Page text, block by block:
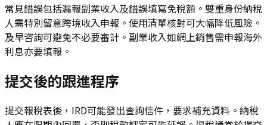
常見錯誤包括漏報副業收入及錯誤填寫免稅額。雙重身份納稅
人需特別留意跨境收入申報。使用清單核對可大幅降低風險。
及早咨詢可避免不必要審計。副業收入如網上銷售需申報海外
利息亦要填報。
提交後的跟進程序
提交報稅表後，IRD可能發出查詢信件，要求補充資料。納稅